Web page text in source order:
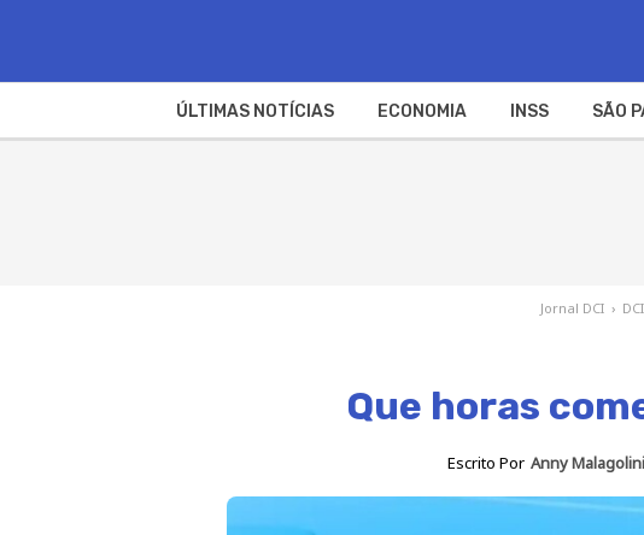
ÚLTIMAS NOTÍCIAS ECONOMIA INSS SÃO
Jornal DCI ›
Que horas
Escrito Por Anny Malagolini